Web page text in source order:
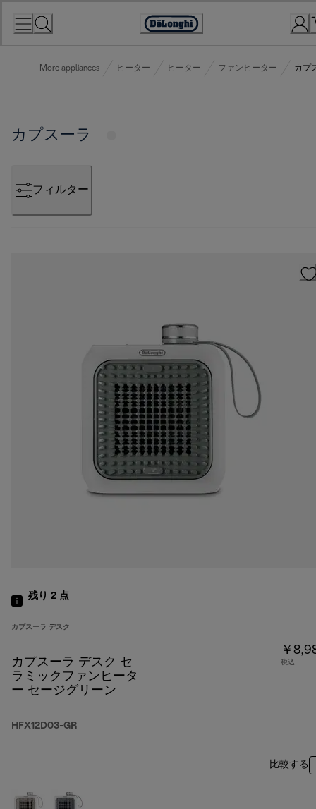
Accessibility
More appliances ヒーター ヒーター ファンヒーター カプ
カプスーラ
フィルター
残り 2 点
カプスーラ デスク
カプスーラ デスク セ
ラミックファンヒータ
ー セージグリーン
HFX12D03-GR
￥
税込
比較する